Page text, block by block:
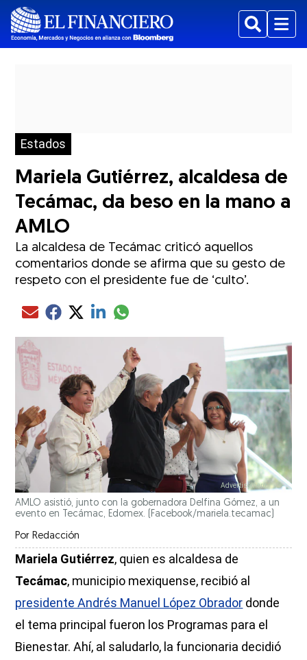
BuscarMenu
Estados
Mariela Gutiérrez, alcaldesa de
Tecámac, da beso en la mano a
AMLO
La alcaldesa de Tecámac criticó aquellos
comentarios donde se afirma que su gesto de
respeto con el presidente fue de ‘culto’.
Compartir el artículo actual mediante Email
Compartir el artículo actual mediante Facebook
Compartir el artículo actual mediante Twitter
Compartir el artículo actual mediante LinkedIn
Compartir el artículo actual mediante
AMLO asistió, junto con la gobernadora Delfina Gómez, a un
evento en Tecámac, Edomex.
(Facebook/mariela.tecamac)
Por Redacción
Mariela Gutiérrez, quien es alcaldesa de
Tecámac, municipio mexiquense, recibió al
presidente Andrés Manuel López Obrador donde
el tema principal fueron los Programas para el
Bienestar. Ahí, al saludarlo, la funcionaria decidió